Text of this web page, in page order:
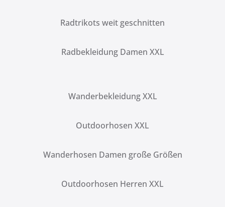
Radtrikots weit geschnitten
Radbekleidung Damen XXL
Wanderbekleidung XXL
Outdoorhosen XXL
Wanderhosen Damen große Größen
Outdoorhosen Herren XXL